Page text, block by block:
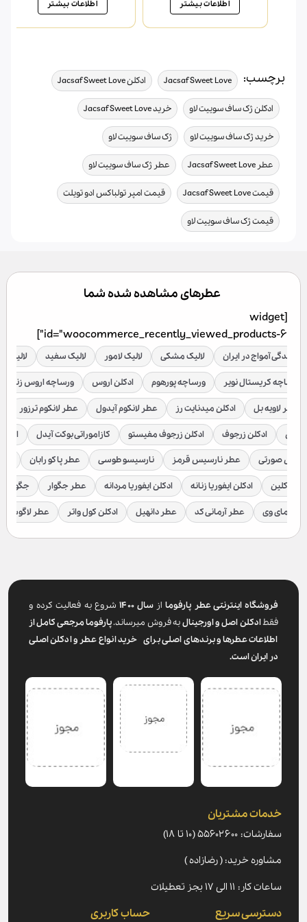
بود. است. اطلاعات بیشتر بود. است. اطلاعات بیشتر
برچسب: Jacsaf Sweet Love
, ادکلن Jacsaf Sweet Love ,
ادکلن ژک ساف سوییت لاو , خرید Jacsaf Sweet Love ,
خرید ژک ساف سوییت لاو , ژک ساف سوییت لاو ,
عطر Jacsaf Sweet Love , عطر ژک ساف سوییت لاو ,
قیمت Jacsaf Sweet Love , قیمت امپر تولباکس ادو تویلت ,
قیمت ژک ساف سوییت لاو
عطرهای مشاهده شده شما
[widget
id="woocommerce_recently_viewed_products-6"]
نمایندگی آمواج در ایران لالیک مشکی لالیک لامور لالیک سفید لالیک
ورساچه کریستال نویر ورساچه پورهوم ادکلن اروس ورساچه اروس زنانه
عطر لاویه بل ادکلن میدنایت رز عطر لانکوم آیدول عطر لانکوم ترزور
ادکلن زرجوف ادکلن زرجوف مفیستو کازاموراتی بوکت آیدل
صورتی عطر نارسیس قرمز نارسیسو طوسی عطر پاکو رابان
کلین ادکلن ایفوریا زنانه ادکلن ایفوریا مردانه عطر جگوار جگوار
عطر مای وی عطر آرمانی کد عطر دانهیل ادکلن کول واتر عطر لاگوست
فروشگاه اینترنتی عطر پارفوما از سال ۱۴۰۰
شروع به فعالیت کرده و
فقطادکلن اصل و اورجینالبه فروش میرساند.پارفومامرجعی کامل از
اطلاعات عطرها و برندهای اصلی برای خرید انواع عطر و ادکلن اصلی
در ایران است.
خدمات مشتریان
سفارشات: ۵۵۶۰۲۶۰۰ (۱۰ تا ۱۸)
مشاوره خرید: ( رضازاده )
ساعات کار: ۱۱ الی ۱۷ بجز تعطیلات
دسترسی سریع حساب کاربری